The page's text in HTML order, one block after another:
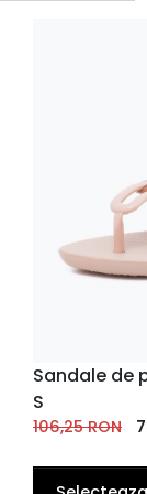
MARIME
EU EU
Sandale de
S
106,25RON